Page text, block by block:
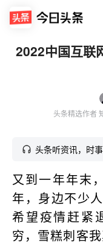
2022中国互联
头条精选作者
头条听资讯，时
又到一年年末
年，身边不少
希望疫情赶紧
穷，雪糕刺客